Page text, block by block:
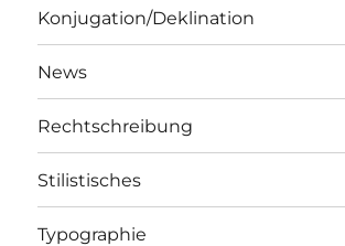
Konjugation/Deklination
News
Rechtschreibung
Stilistisches
Typographie